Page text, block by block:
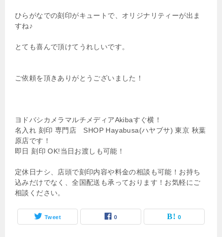
ひらがなでの刻印がキュートで、オリジナリティーが出ま
すね♪
とても喜んで頂けてうれしいです。
ご依頼を頂きありがとうございました！
ヨドバシカメラマルチメディアAkibaすぐ横！
名入れ 刻印 専門店 SHOP Hayabusa(ハヤブサ) 東京 秋葉
原店です！
即日 刻印 OK!当日お渡しも可能！
定休日ナシ、店頭で刻印内容や料金の相談も可能！お持ち
込みだけでなく、全国配送も承っております！お気軽にご
相談ください。
Tweet 0 0